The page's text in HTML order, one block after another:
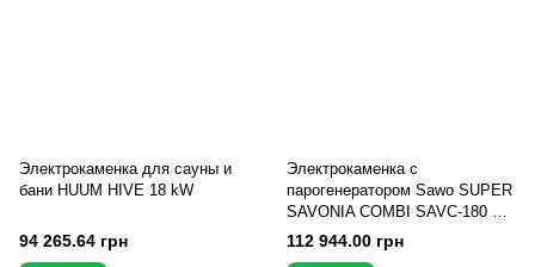
Электрокаменка для сауны и
бани HUUM HIVE 18 kW
94 265.64 грн
Электрокаменка с
парогенератором Sawo SUPER
SAVONIA COMBI SAVC-180 NS
для бани и сауны
112 944.00 грн